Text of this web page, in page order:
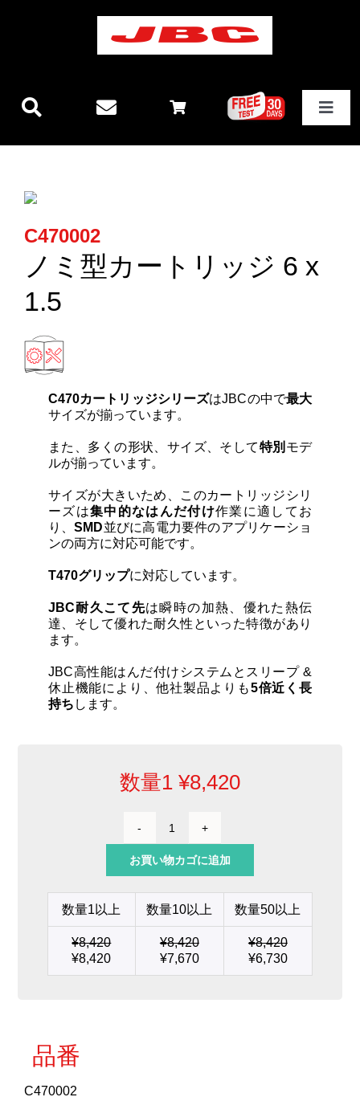
Toggle
JBCテクノロジー
新製品情報
ステーション
その他製品
カートリッジとこて先
サポート
お問合せ
ショッピングカート
日本語
C470002
ノミ型カートリッジ 6 x
1.5
C470カートリッジシリーズはJBCの中で最大
サイズが揃っています。
また、多くの形状、サイズ、そして特別 モデ
ルが揃っています。
サイズが大きいため、このカートリッジシリ
ーズは集中的なはんだ付け作業に適してお
り、SMD並びに高電力要件のアプリケーショ
ンの両方に対応可能です。
T470グリップに対応しています。
JBC耐久こて先は瞬時の加熱、優れた熱伝
達、そして優れた耐久性といった特徴があり
ます。
JBC高性能はんだ付けシステムとスリープ &
休止機能により、他社製品よりも5倍近く長
持ち します。
数量1 ¥8,420
ノ
型
ト
リ
ッ
ジ
6
お買い物カゴに追加
数量1以上 数量10以上 数量50以上
¥8,420
¥8,420
¥8,420
¥7,670
¥8,420
¥6,730
品番
C470002